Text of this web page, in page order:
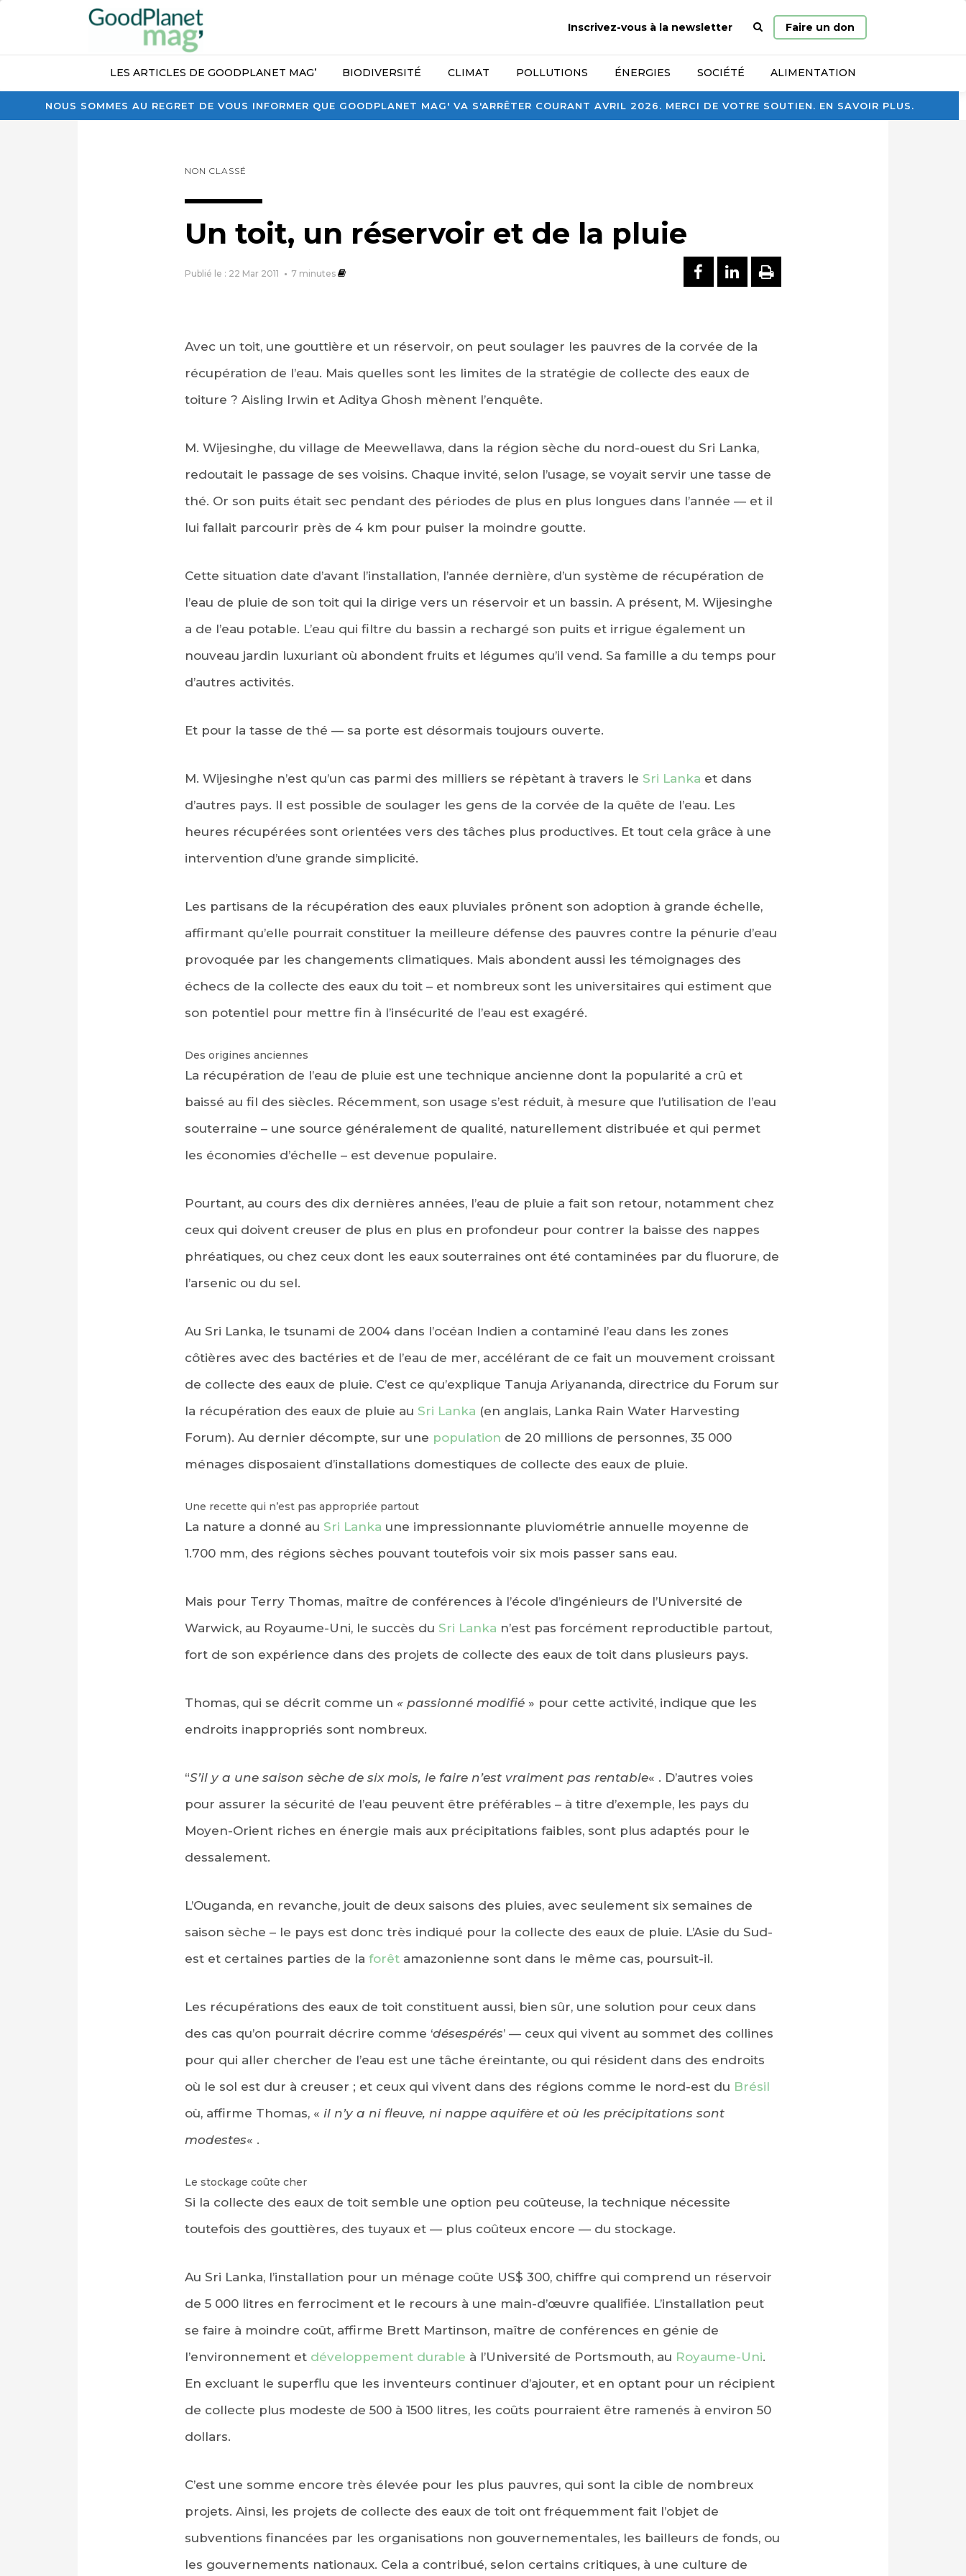
NOUS SOMMES AU REGRET DE VOUS INFORMER QUE GOODPLANET MAG' VA S'ARRÊTER COURANT AVRIL 2026. MERCI DE VOTRE SOUTIEN. EN SAVOIR PLUS.
Inscrivez-vous à la newsletter
Page
d’accueil
Faire un don
LES ARTICLES DE GOODPLANET MAG’ BIODIVERSITÉ CLIMAT POLLUTIONS ÉNERGIES SOCIÉTÉ ALIMENTATION
PARTAGER SUR FACEBOOK
IMPRIMER
NON CLASSÉ
Un toit, un réservoir et de la pluie
Publié le : 22 Mar 2011 7 minutes PARTAGER SUR FACEBOOK
PARTAGER SUR
IMPRIMER
Avec un toit, une gouttière et un réservoir, on peut soulager les pauvres de la corvée de la
récupération de l’eau. Mais quelles sont les limites de la stratégie de collecte des eaux de
toiture ? Aisling Irwin et Aditya Ghosh mènent l’enquête.
M. Wijesinghe, du village de Meewellawa, dans la région sèche du nord-ouest du Sri Lanka,
redoutait le passage de ses voisins. Chaque invité, selon l’usage, se voyait servir une tasse de
thé. Or son puits était sec pendant des périodes de plus en plus longues dans l’année — et il
lui fallait parcourir près de 4 km pour puiser la moindre goutte.
Cette situation date d’avant l’installation, l’année dernière, d’un système de récupération de
l’eau de pluie de son toit qui la dirige vers un réservoir et un bassin. A présent, M. Wijesinghe
a de l’eau potable. L’eau qui filtre du bassin a rechargé son puits et irrigue également un
nouveau jardin luxuriant où abondent fruits et légumes qu’il vend. Sa famille a du temps pour
d’autres activités.
Et pour la tasse de thé — sa porte est désormais toujours ouverte.
M. Wijesinghe n’est qu’un cas parmi des milliers se répètant à travers le Sri Lanka et dans
d’autres pays. Il est possible de soulager les gens de la corvée de la quête de l’eau. Les
heures récupérées sont orientées vers des tâches plus productives. Et tout cela grâce à une
intervention d’une grande simplicité.
Les partisans de la récupération des eaux pluviales prônent son adoption à grande échelle,
affirmant qu’elle pourrait constituer la meilleure défense des pauvres contre la pénurie d’eau
provoquée par les changements climatiques. Mais abondent aussi les témoignages des
échecs de la collecte des eaux du toit – et nombreux sont les universitaires qui estiment que
son potentiel pour mettre fin à l’insécurité de l’eau est exagéré.
Des origines anciennes
La récupération de l’eau de pluie est une technique ancienne dont la popularité a crû et
baissé au fil des siècles. Récemment, son usage s’est réduit, à mesure que l’utilisation de l’eau
souterraine – une source généralement de qualité, naturellement distribuée et qui permet
les économies d’échelle – est devenue populaire.
Pourtant, au cours des dix dernières années, l’eau de pluie a fait son retour, notamment chez
ceux qui doivent creuser de plus en plus en profondeur pour contrer la baisse des nappes
phréatiques, ou chez ceux dont les eaux souterraines ont été contaminées par du fluorure, de
l’arsenic ou du sel.
Au Sri Lanka, le tsunami de 2004 dans l’océan Indien a contaminé l’eau dans les zones
côtières avec des bactéries et de l’eau de mer, accélérant de ce fait un mouvement croissant
de collecte des eaux de pluie. C’est ce qu’explique Tanuja Ariyananda, directrice du Forum sur
la récupération des eaux de pluie au Sri Lanka (en anglais, Lanka Rain Water Harvesting
Forum). Au dernier décompte, sur une population de 20 millions de personnes, 35 000
ménages disposaient d’installations domestiques de collecte des eaux de pluie.
Une recette qui n’est pas appropriée partout
La nature a donné au Sri Lanka une impressionnante pluviométrie annuelle moyenne de
1.700 mm, des régions sèches pouvant toutefois voir six mois passer sans eau.
Mais pour Terry Thomas, maître de conférences à l’école d’ingénieurs de l’Université de
Warwick, au Royaume-Uni, le succès du Sri Lanka n’est pas forcément reproductible partout,
fort de son expérience dans des projets de collecte des eaux de toit dans plusieurs pays.
Thomas, qui se décrit comme un « passionné modifié» pour cette activité, indique que les
endroits inappropriés sont nombreux.
“S’il y a une saison sèche de six mois, le faire n’est vraiment pas rentable« . D’autres voies
pour assurer la sécurité de l’eau peuvent être préférables – à titre d’exemple, les pays du
Moyen-Orient riches en énergie mais aux précipitations faibles, sont plus adaptés pour le
dessalement.
L’Ouganda, en revanche, jouit de deux saisons des pluies, avec seulement six semaines de
saison sèche – le pays est donc très indiqué pour la collecte des eaux de pluie. L’Asie du Sud-
est et certaines parties de la forêtamazonienne sont dans le même cas, poursuit-il.
Les récupérations des eaux de toit constituent aussi, bien sûr, une solution pour ceux dans
des cas qu’on pourrait décrire comme ‘désespérés’ — ceux qui vivent au sommet des collines
pour qui aller chercher de l’eau est une tâche éreintante, ou qui résident dans des endroits
où le sol est dur à creuser ; et ceux qui vivent dans des régions comme le nord-est du Brésil
où, affirme Thomas, « il n’y a ni fleuve, ni nappe aquifère et où les précipitations sont
modestes« .
Le stockage coûte cher
Si la collecte des eaux de toit semble une option peu coûteuse, la technique nécessite
toutefois des gouttières, des tuyaux et — plus coûteux encore — du stockage.
Au Sri Lanka, l’installation pour un ménage coûte US$ 300, chiffre qui comprend un réservoir
de 5 000 litres en ferrociment et le recours à une main-d’œuvre qualifiée. L’installation peut
se faire à moindre coût, affirme Brett Martinson, maître de conférences en génie de
l’environnement et développement durable à l’Université de Portsmouth, au Royaume-Uni.
En excluant le superflu que les inventeurs continuer d’ajouter, et en optant pour un récipient
de collecte plus modeste de 500 à 1500 litres, les coûts pourraient être ramenés à environ 50
dollars.
C’est une somme encore très élevée pour les plus pauvres, qui sont la cible de nombreux
projets. Ainsi, les projets de collecte des eaux de toit ont fréquemment fait l’objet de
subventions financées par les organisations non gouvernementales, les bailleurs de fonds, ou
les gouvernements nationaux. Cela a contribué, selon certains critiques, à une culture de